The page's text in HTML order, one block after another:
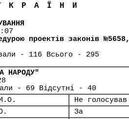
проектів законів №5658,
- 116 Всього - 295
НАРОДУ"
- 69 Відсутні - 40
Не голосував
За